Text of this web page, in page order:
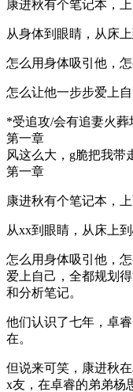
康进秋有个笔记本，
从身体到眼睛，从床上
怎么用身体吸引他，
怎么让他一步步爱上
*受追攻/会有追妻火
第一章
风这么大，g脆把我带
第一章
康进秋有个笔记本，
从xx到眼睛，从床上到
怎么用身体吸引他，
爱上自己，全都规划
和分析笔记。
他们认识了七年，卓
在。
但说来可笑，康进秋
x友，在卓睿的弟弟杨